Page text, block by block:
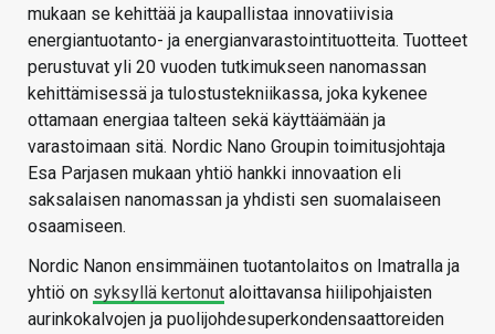
mukaan se kehittää ja kaupallistaa innovatiivisia
energiantuotanto- ja energianvarastointituotteita. Tuotteet
perustuvat yli 20 vuoden tutkimukseen nanomassan
kehittämisessä ja tulostustekniikassa, joka kykenee
ottamaan energiaa talteen sekä käyttäämään ja
varastoimaan sitä. Nordic Nano Groupin toimitusjohtaja
Esa Parjasen mukaan yhtiö hankki innovaation eli
saksalaisen nanomassan ja yhdisti sen suomalaiseen
osaamiseen.
Nordic Nanon ensimmäinen tuotantolaitos on Imatralla ja
yhtiö on syksyllä kertonut aloittavansa hiilipohjaisten
aurinkokalvojen ja puolijohdesuperkondensaattoreiden